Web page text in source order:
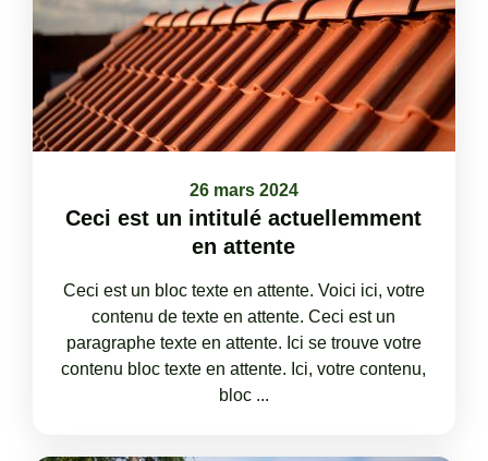
26 mars 2024
Ceci est un intitulé actuellemment
en attente
Ceci est un bloc texte en attente. Voici ici, votre
contenu de texte en attente. Ceci est un
paragraphe texte en attente. Ici se trouve votre
contenu bloc texte en attente. Ici, votre contenu,
bloc ...